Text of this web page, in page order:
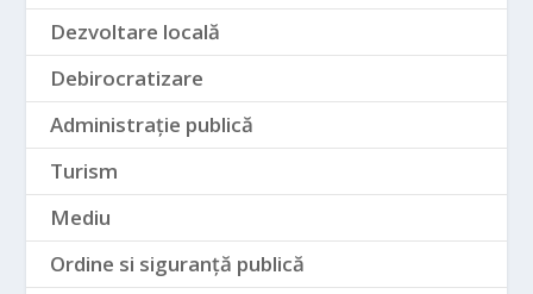
Dezvoltare locală
Debirocratizare
Administrație publică
Turism
Mediu
Ordine si siguranță publică